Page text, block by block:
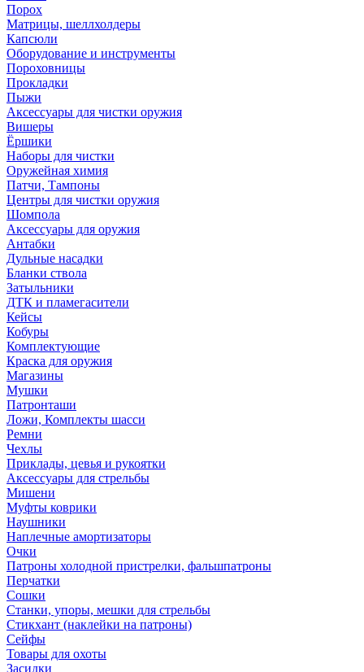
Порох
Матрицы, шеллхолдеры
Капсюли
Оборудование и инструменты
Пороховницы
Прокладки
Пыжи
Аксессуары для чистки оружия
Вишеры
Ёршики
Наборы для чистки
Оружейная химия
Патчи, Тампоны
Центры для чистки оружия
Шомпола
Аксессуары для оружия
Антабки
Дульные насадки
Бланки ствола
Затыльники
ДТК и пламегасители
Кейсы
Кобуры
Комплектующие
Краска для оружия
Магазины
Мушки
Патронташи
Ложи, Комплекты шасси
Ремни
Чехлы
Приклады, цевья и рукоятки
Аксессуары для стрельбы
Мишени
Муфты коврики
Наушники
Наплечные амортизаторы
Очки
Патроны холодной пристрелки, фальшпатроны
Перчатки
Сошки
Станки, упоры, мешки для стрельбы
Стикхант (наклейки на патроны)
Сейфы
Товары для охоты
Засидки